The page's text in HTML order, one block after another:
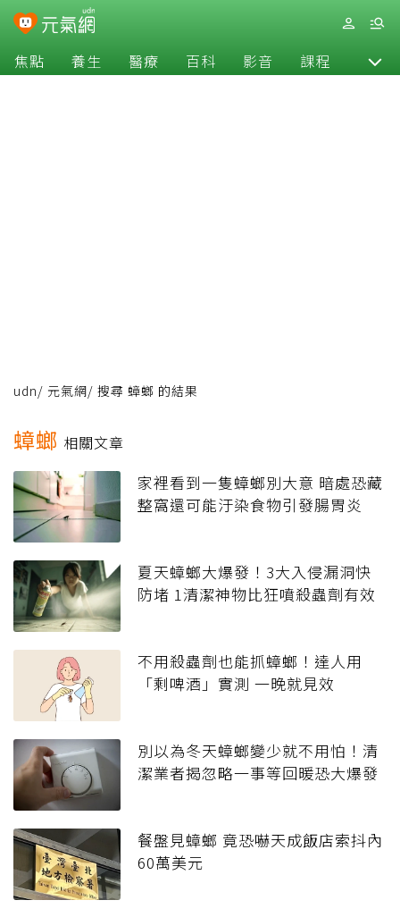
焦點 養生 醫療 百科 影音 課程 退休
udn/ 元氣網/ 搜尋 蟑螂 的結果
蟑螂 相關文章
家裡看到一隻蟑螂別大意 暗處恐藏
整窩還可能汙染食物引發腸胃炎
夏天蟑螂大爆發！3大入侵漏洞快
防堵 1清潔神物比狂噴殺蟲劑有效
不用殺蟲劑也能抓蟑螂！達人用
「剩啤酒」實測 一晚就見效
別以為冬天蟑螂變少就不用怕！清
潔業者揭忽略一事等回暖恐大爆發
餐盤見蟑螂 竟恐嚇天成飯店索抖內
60萬美元